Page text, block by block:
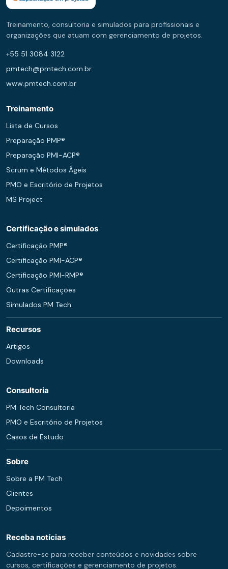
Treinamento, consultoria e simulados para profissionais e
organizações que atuam com gerenciamento de projetos.
+55 51 3084 3122
pmtech@pmtech.com.br
www.pmtech.com.br
Treinamento
Lista de Cursos
Preparação PMP®
Preparação PMI-ACP®
Scrum e Métodos Ágeis
PMO e Escritório de Projetos
MS Project
Certificação e simulados
Certificação PMP®
Certificação PMI-ACP®
Certificação PMI-RMP®
Outras Certificações
Simulados PM Tech
Recursos
Artigos
Downloads
Consultoria
PM Tech Consultoria
PMO e Escritório de Projetos
Casos de Estudo
Sobre
Sobre a PM Tech
Clientes
Depoimentos
Receba notícias
Cadastre-se para receber conteúdos e novidades sobre
cursos, certificações e gerenciamento de projetos.